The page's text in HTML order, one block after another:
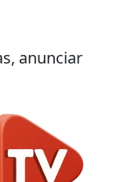
anunciar